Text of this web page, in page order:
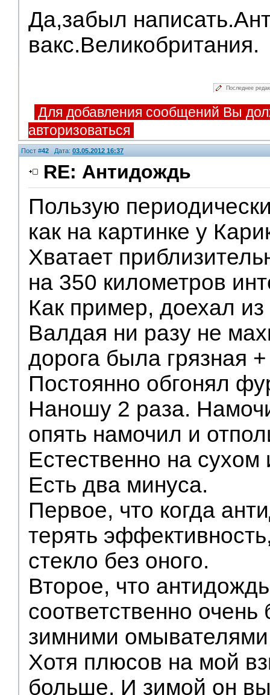
Да,забыл
вакс.Великобритания.
Последнее
Для добавления сообщений Вы
авторизоваться
Пост #42 Дата: 03.05.2012 16:37
RE: Антидождь
Пользую
как на картинке у
Хватает
на 350 километров
Как пример, доехал
Валдая ни разу не
дорога была грязная
Постоянно обгонял
Наношу 2 раза.
опять намочил и
Естественно на сухом
Есть два минуса.
Первое, что когда
терять
стекло без оного.
Второе, что
соответственно
зимними
Хотя плюсов на мой
больше. И зимой он